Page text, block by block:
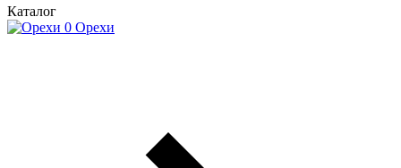
Каталог
Орехи